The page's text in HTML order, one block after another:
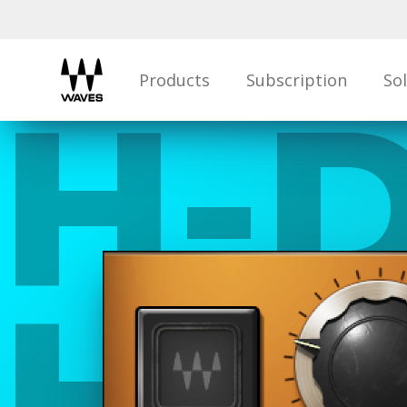
Products Subscription
H-